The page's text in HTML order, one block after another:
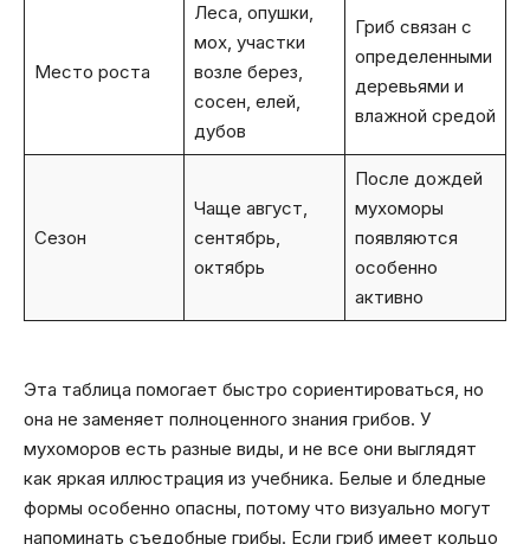
Место роста
Леса, опушки,
мох, участки
возле берез,
сосен, елей,
дубов
Гриб связан с
определенными
деревьями и
влажной средой
Сезон
Чаще август,
сентябрь,
октябрь
После дождей
мухоморы
появляются
особенно
активно
Эта таблица помогает быстро сориентироваться, но
она не заменяет полноценного знания грибов. У
мухоморов есть разные виды, и не все они выглядят
как яркая иллюстрация из учебника. Белые и бледные
формы особенно опасны, потому что визуально могут
напоминать съедобные грибы. Если гриб имеет кольцо